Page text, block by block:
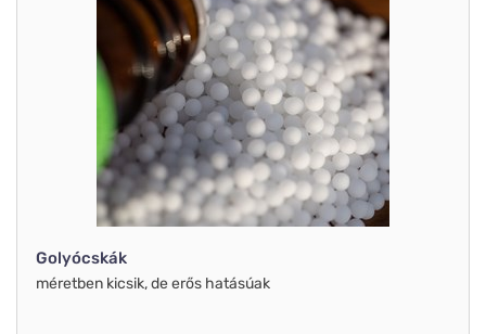
Golyócskák
méretben kicsik, de erős hatásúak